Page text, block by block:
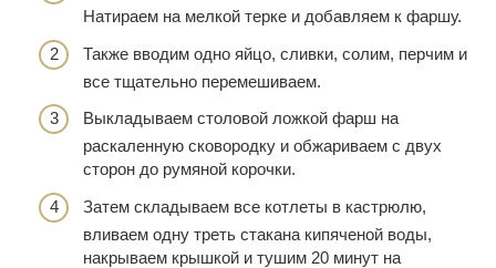
Натираем на мелкой терке и добавляем к фаршу.
Также вводим одно яйцо, сливки, солим, перчим и
все тщательно перемешиваем.
Выкладываем столовой ложкой фарш на
раскаленную сковородку и обжариваем с двух
сторон до румяной корочки.
Затем складываем все котлеты в кастрюлю,
вливаем одну треть стакана кипяченой воды,
накрываем крышкой и тушим 20 минут на